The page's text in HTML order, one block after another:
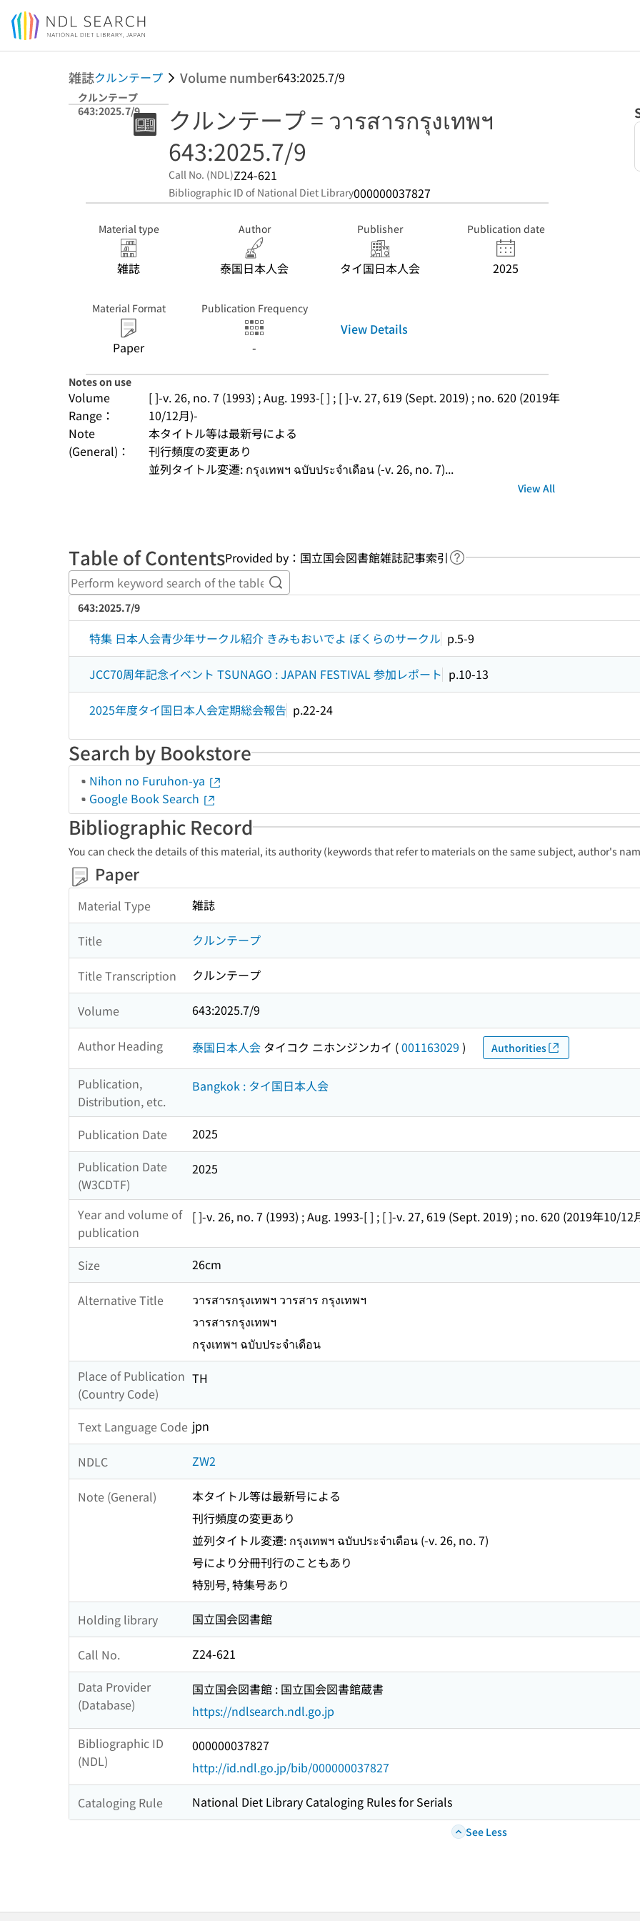
Jump to main content
雑誌クルンテープ Volume number643:2025.7/9
クルンテープ
643:2025.7/9
クルンテープ = วารสารกรุงเทพฯ
643:2025.7/9
Call No. (NDL)Z24-621
Bibliographic ID of National Diet Library000000037827
Material type
雑誌
Author
泰国日本人会
Publisher
タイ国日本人会
Publication date
2025
Material Format
Paper
Publication Frequency
-
View Details
Notes on use
Volume
Range：
[ ]-v. 26, no. 7 (1993) ; Aug. 1993-[ ] ; [ ]-v. 27, 619 (Sept. 2019) ; no. 620 (2019年
10/12月)-
Note
(General)：
本タイトル等は最新号による
刊行頻度の変更あり
並列タイトル変遷: กรุงเทพฯ ฉบับประจําเดือน (-v. 26, no. 7)...
View All
Table of ContentsProvided by：国立国会図書館雑誌記事索引 Link to Help Page
Perform keyword search of the table of contents
643:2025.7/9
特集 日本人会青少年サークル紹介 きみもおいでよ ぼくらのサークル p.5-9
JCC70周年記念イベント TSUNAGO : JAPAN FESTIVAL 参加レポート p.10-13
2025年度タイ国日本人会定期総会報告 p.22-24
Search by Bookstore
Nihon no Furuhon-ya
Google Book Search
Bibliographic Record
You can check the details of this material, its authority (keywords that refer to materials on the same subject, author's
Paper
Material Type 雑誌
Title クルンテープ
Title Transcription クルンテープ
Volume 643:2025.7/9
Author Heading 泰国日本人会 タイコク ニホンジンカイ (001163029 ) Authorities
Publication,
Distribution, etc.
Bangkok : タイ国日本人会
Publication Date
2025
Publication Date
(W3CDTF)
2025
Year and volume of
publication
[ ]-v. 26, no. 7 (1993) ; Aug. 1993-[ ] ; [ ]-v. 27, 619 (Sept. 2019) ; no. 620 (2019年10/12
Size 26cm
Alternative Title
วารสารกรุงเทพฯ วารสาร กรุงเทพฯ
วารสารกรุงเทพฯ
กรุงเทพฯ ฉบับประจําเดือน
Place of Publication
(Country Code)
TH
Text Language Code jpn
NDLC ZW2
Note (General)
本タイトル等は最新号による
刊行頻度の変更あり
並列タイトル変遷: กรุงเทพฯ ฉบับประจําเดือน (-v. 26, no. 7)
号により分冊刊行のこともあり
特別号, 特集号あり
Holding library 国立国会図書館
Call No.
Z24-621
Data Provider
(Database)
国立国会図書館 : 国立国会図書館蔵書
https://ndlsearch.ndl.go.jp
Bibliographic ID
(NDL)
000000037827
http://id.ndl.go.jp/bib/000000037827
Cataloging Rule National Diet Library Cataloging Rules for Serials
See Less